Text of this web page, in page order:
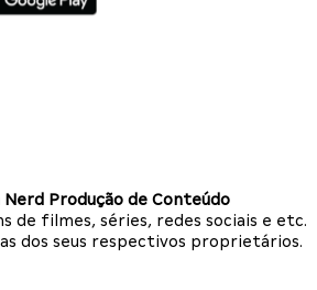
Produção de Conteúdo
de filmes, séries, redes sociais e etc.
dos seus respectivos proprietários.